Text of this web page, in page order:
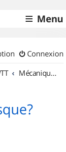
Menu
Connexion
Mécanique et Entretiens